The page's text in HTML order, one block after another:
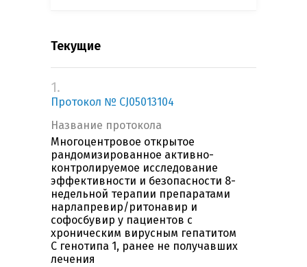
Текущие
1.
Протокол № CJ05013104
Название протокола
Многоцентровое открытое
рандомизированное активно-
контролируемое исследование
эффективности и безопасности 8-
недельной терапии препаратами
нарлапревир/ритонавир и
софосбувир у пациентов с
хроническим вирусным гепатитом
C генотипа 1, ранее не получавших
лечения